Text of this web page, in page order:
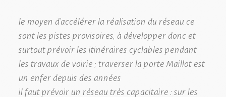
le moyen d’accélérer la réalisation du réseau ce
sont les pistes provisoires, à développer donc et
surtout prévoir les itinéraires cyclables pendant
les travaux de voirie ; traverser la porte Maillot est
un enfer depuis des années
il faut prévoir un réseau très capacitaire : sur les